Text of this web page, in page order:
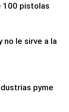
100 pistolas
no le sirve a la
pyme